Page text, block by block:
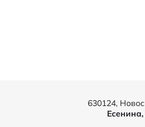
630124,
Есенина,